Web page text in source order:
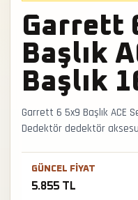
Garrett
Başlık
Başlık
Garrett 6 5x9 Başlık ACE
Dedektör dedektör
cihazın hedef algısı,
geneli kargo ve
GÜNCEL FIYAT
5.855 TL